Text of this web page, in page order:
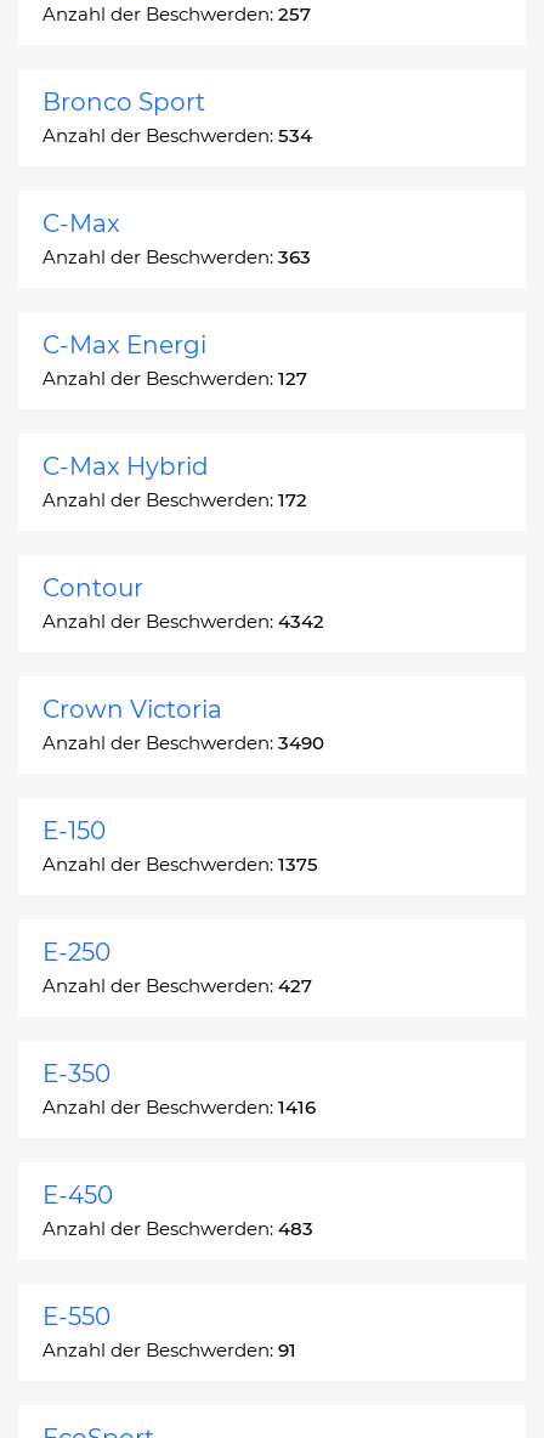
Anzahl der Beschwerden: 257
Bronco Sport
Anzahl der Beschwerden: 534
C-Max
Anzahl der Beschwerden: 363
C-Max Energi
Anzahl der Beschwerden: 127
C-Max Hybrid
Anzahl der Beschwerden: 172
Contour
Anzahl der Beschwerden: 4342
Crown Victoria
Anzahl der Beschwerden: 3490
E-150
Anzahl der Beschwerden: 1375
E-250
Anzahl der Beschwerden: 427
E-350
Anzahl der Beschwerden: 1416
E-450
Anzahl der Beschwerden: 483
E-550
Anzahl der Beschwerden: 91